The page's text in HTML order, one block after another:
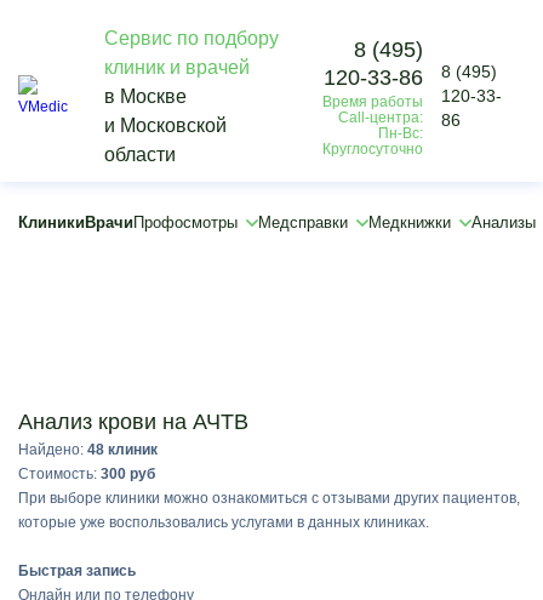
Сервис по подбору
клиник и врачей
в Москве
и Московской
области
8 (495)
120-33-86
Время работы
Call-центра:
Пн-Вс:
Круглосуточно
8 (495)
120-33-
86
Клиники Врачи Профосмотры Медсправки Медкнижки Анализы
Vmedic
Анализы
Оценка системы гемостаза
Анализ крови на АЧТВ
Анализ крови на АЧТВ
Найдено: 48 клиник
Стоимость: 300 руб
При выборе клиники можно ознакомиться с отзывами других пациентов,
которые уже воспользовались услугами в данных клиниках.
Быстрая запись
Онлайн или по телефону